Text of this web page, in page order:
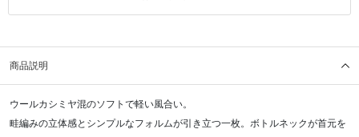
商品説明
ウールカシミヤ混のソフトで軽い風合い。
畦編みの立体感とシンプルなフォルムが引き立つ一枚。ボトルネックが首元を